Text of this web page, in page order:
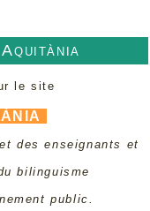
le site
des enseignants et
bilinguisme
public.